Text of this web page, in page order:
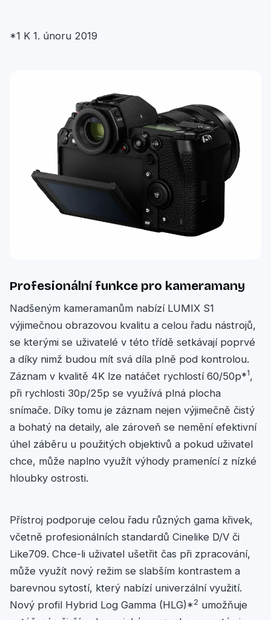
*1 K 1. únoru 2019
Profesionální funkce pro kameramany
Nadšeným kameramanům nabízí LUMIX S1
výjimečnou obrazovou kvalitu a celou řadu nástrojů,
se kterými se uživatelé v této třídě setkávají poprvé
a díky nimž budou mít svá díla plně pod kontrolou.
Záznam v kvalitě 4K lze natáčet rychlostí 60/50p*1,
při rychlosti 30p/25p se využívá plná plocha
snímače. Díky tomu je záznam nejen výjimečně čistý
a bohatý na detaily, ale zároveň se nemění efektivní
úhel záběru u použitých objektivů a pokud uživatel
chce, může naplno využít výhody pramenící z nízké
hloubky ostrosti.
Přístroj podporuje celou řadu různých gama křivek,
včetně profesionálních standardů Cinelike D/V či
Like709. Chce-li uživatel ušetřit čas při zpracování,
může využít nový režim se slabším kontrastem a
barevnou sytostí, který nabízí univerzální využití.
Nový profil Hybrid Log Gamma (HLG)* 2 umožňuje